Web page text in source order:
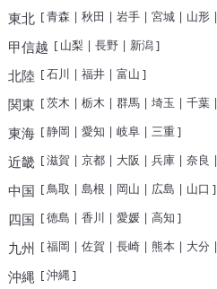
東北 [青森 | 秋田 | 岩手| 宮城| 山形|
甲信越 [ 山梨 | 長野| 新潟]
北陸 [石川 | 福井| 富山 ]
関東 [茨木 | 栃木 | 群馬| 埼玉 | 千葉|
東海[静岡 | 愛知 | 岐阜| 三重]
近畿[滋賀 | 京都| 大阪 | 兵庫| 奈良 |
中国 [鳥取 | 島根 | 岡山 | 広島 | 山口 ]
四国 [徳島 | 香川 | 愛媛| 高知 ]
九州 [福岡 | 佐賀 | 長崎| 熊本| 大分 |
沖縄 [沖縄]